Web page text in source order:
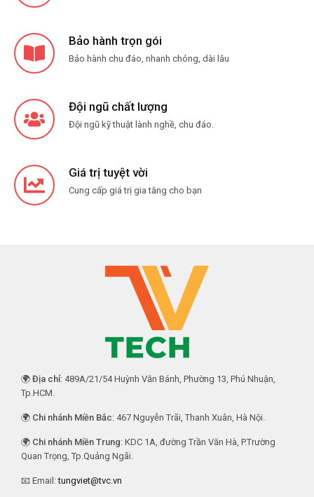
Bảo hành trọn gói
Bảo hành chu đáo, nhanh chóng, dài lâu
Đội ngũ chất lượng
Đội ngũ kỹ thuật lành nghề, chu đáo.
Giá trị tuyệt vời
Cung cấp giá trị gia tăng cho bạn
🌍 Địa chỉ: 489A/21/54 Huỳnh Văn Bánh, Phường 13, Phú Nhuận,
Tp.HCM.
🌍 Chi nhánh Miền Bắc: 467 Nguyễn Trãi, Thanh Xuân, Hà Nội.
🌍 Chi nhánh Miền Trung: KDC 1A, đường Trần Văn Hà, P.Trường
Quan Trọng, Tp.Quảng Ngãi.
📧 Email:tungviet@tvc.vn